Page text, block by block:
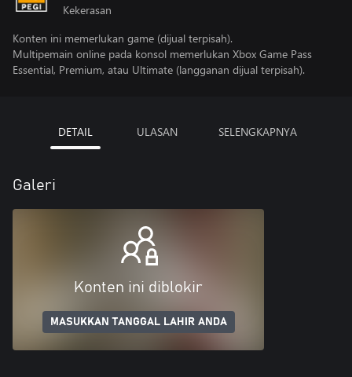
Kekerasan
Konten ini memerlukan game (dijual terpisah).
Multipemain online pada konsol memerlukan Xbox Game Pass
Essential, Premium, atau Ultimate (langganan dijual terpisah).
DETAIL ULASAN SELENGKAPNYA
Galeri
Konten ini diblokir
MASUKKAN TANGGAL LAHIR ANDA